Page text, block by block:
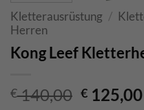
Kletterausrüstung /
Herren
Kong Leef
€140,00 € 125,00